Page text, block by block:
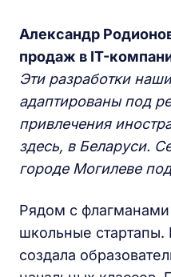
Александр
продаж в IT-
Эти разработки
адаптированы под
привлечения
здесь, в Беларуси.
городе Могилеве
Рядом с флагманами
школьные
создала